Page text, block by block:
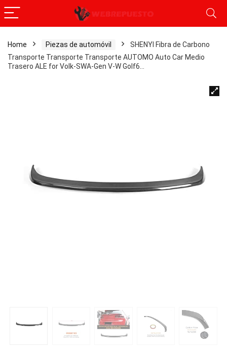
Home Piezas de automóvil
SHENYI Fibra de Carbono
Transporte Transporte Transporte AUTOMO Auto Car Medio
Trasero ALE for Volk-SWA-Gen V-W Golf6…